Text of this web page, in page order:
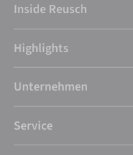
Inside Reusch
Highlights
Unternehmen
Service